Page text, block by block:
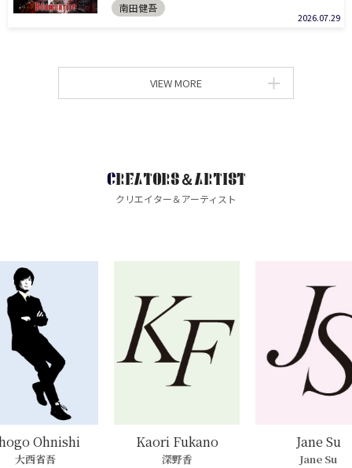
南田健吾
2026.07.29
VIEW MORE
CREATORS＆ARTIST
クリエイター＆アーティスト
Ohnishi
大西省吾
Kaori Fukano
深野香
Jane Su
Jane Su